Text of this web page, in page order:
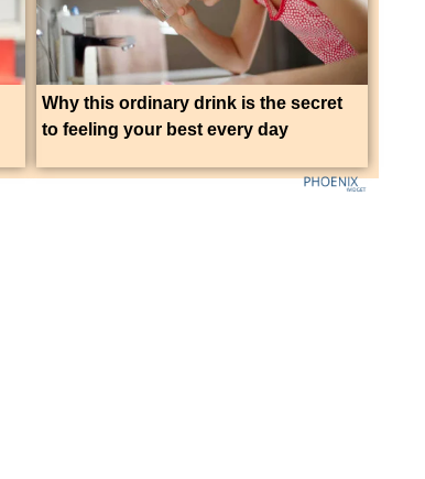
Why this ordinary drink is the secret
to feeling your best every day